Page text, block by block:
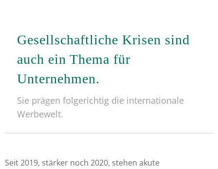
Gesellschaftliche Krisen sind
auch ein Thema für
Unternehmen.
Sie prägen folgerichtig die internationale
Werbewelt.
Seit 2019, stärker noch 2020, stehen akute